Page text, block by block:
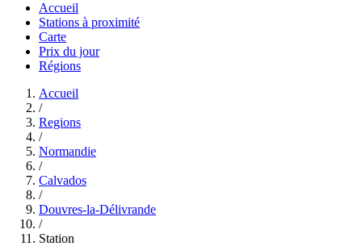
Accueil
Stations à proximité
Carte
Prix du jour
Régions
Accueil
/
Regions
/
Normandie
/
Calvados
/
Douvres-la-Délivrande
/
Station